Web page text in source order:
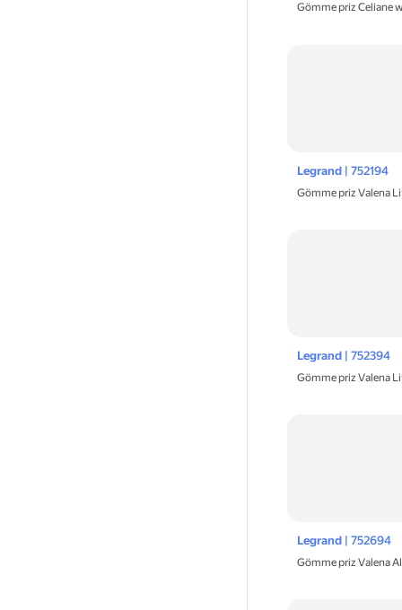
Gömme priz Celiane
Legrand| 752194
Gömme priz Valena
Legrand| 752394
Gömme priz Valena
Legrand| 752694
Gömme priz Valena